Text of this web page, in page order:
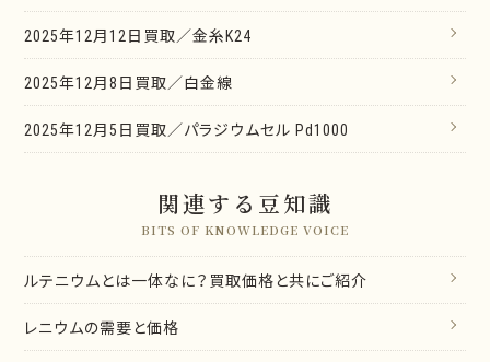
2025年12月12日買取／金糸K24
2025年12月8日買取／白金線
2025年12月5日買取／パラジウムセル Pd1000
関連する豆知識
BITS OF KNOWLEDGE VOICE
ルテニウムとは一体なに？買取価格と共にご紹介
レニウムの需要と価格